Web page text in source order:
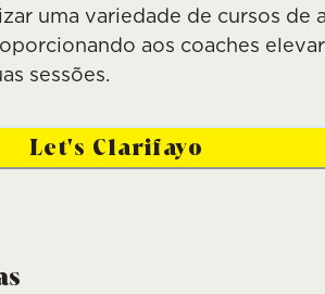
uma variedade de cursos de
aos coaches
sessões.
Let's Clarifayo